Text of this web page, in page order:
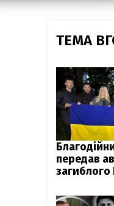
ТЕМА
передав